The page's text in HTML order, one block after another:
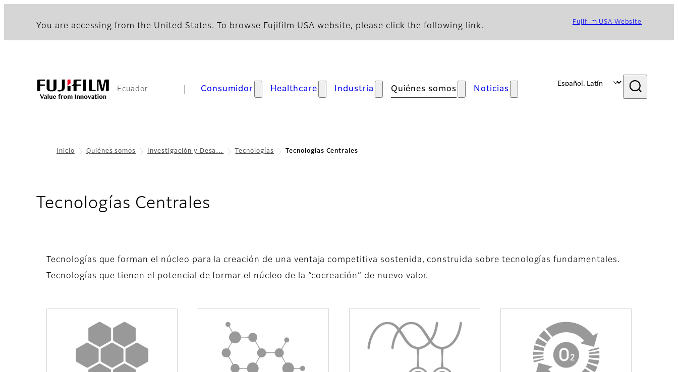
You are accessing from the United States. To browse Fujifilm USA website, please click the following link. Fujifilm USA Website
Ecuador Consumidor Healthcare Industria Quiénes somos Noticias
Inicio Quiénes somos Investigación y Desa… Tecnologías Tecnologías Centrales
Tecnologías Centrales
Tecnologías que forman el núcleo para la creación de una ventaja competitiva sostenida, construida sobre tecnologías fundamentales.
Tecnologías que tienen el potencial de formar el núcleo de la “cocreación” de nuevo valor.